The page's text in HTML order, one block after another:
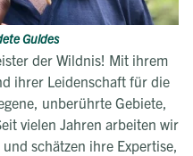
Guides
der Wildnis! Mit ihrem
ihrer Leidenschaft für die
unberührte Gebiete,
vielen Jahren arbeiten wir
schätzen ihre Expertise,